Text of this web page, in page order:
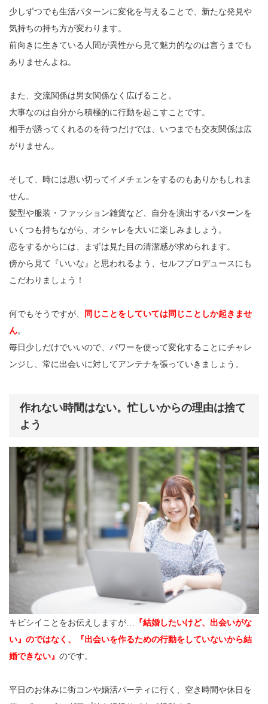
少しずつでも生活パターンに変化を与えることで、新たな発見や
気持ちの持ち方が変わります。
前向きに生きている人間が異性から見て魅力的なのは言うまでも
ありませんよね。
また、交流関係は男女関係なく広げること。
大事なのは自分から積極的に行動を起こすことです。
相手が誘ってくれるのを待つだけでは、いつまでも交友関係は広
がりません。
そして、時には思い切ってイメチェンをするのもありかもしれま
せん。
髪型や服装・ファッション雑貨など、自分を演出するパターンを
いくつも持ちながら、オシャレを大いに楽しみましょう。
恋をするからには、まずは見た目の清潔感が求められます。
傍から見て『いいな』と思われるよう、セルフプロデュースにも
こだわりましょう！
何でもそうですが、
同じことをしていては同じことしか起きませ
ん。
毎日少しだけでいいので、パワーを使って変化することにチャレ
ンジし、常に出会いに対してアンテナを張っていきましょう。
作れない時間はない。忙しいからの理由は捨て
よう
キビシイことをお伝えしますが…
『結婚したいけど、出会いがな
い』のではなく、『出会いを作るための行動をしていないから結
婚できない』 のです。
平日のお休みに街コンや婚活パーティに行く、空き時間や休日を